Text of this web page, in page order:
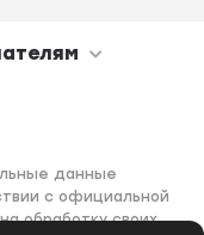
данные
с официальной
обработку своих